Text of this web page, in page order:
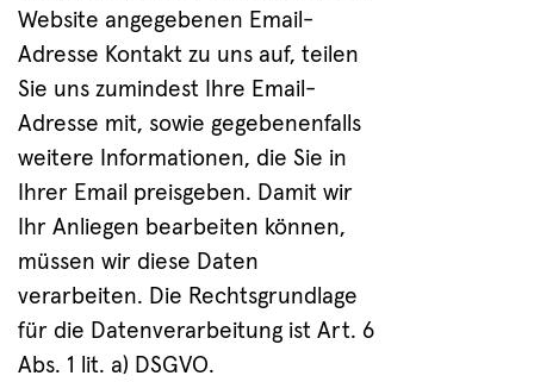
Website angegebenen Email-
Adresse Kontakt zu uns auf, teilen
Sie uns zumindest Ihre Email-
Adresse mit, sowie gegebenenfalls
weitere Informationen, die Sie in
Ihrer Email preisgeben. Damit wir
Ihr Anliegen bearbeiten können,
müssen wir diese Daten
verarbeiten. Die Rechtsgrundlage
für die Datenverarbeitung ist Art. 6
Abs. 1 lit. a) DSGVO.